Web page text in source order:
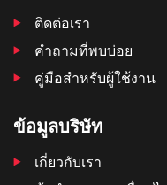
ติดต่อเรา
คำถามที่พบบ่อย
คู่มือสำหรับผู้ใช้งาน
ข้อมูลบริษัท
เกี่ยวกับเรา